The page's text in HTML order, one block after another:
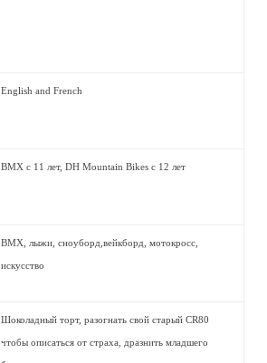
English and French
BMX с 11 лет, DH Mountain Bikes с 12 лет
BMX, лыжи, сноуборд,вейкборд, мотокросс,
искусство
Шоколадный торт, разогнать свой старый CR80
чтобы описаться от страха, дразнить младшего